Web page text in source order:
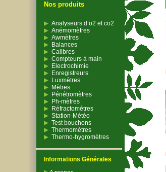
Nos produits
Analyseurs d’o2 et co2
Anémomètres
Awmètres
Balances
Calibres
Compteurs à main
Electrochimie
Enregistreurs
Luxmètres
Mètres
Pénétromètres
Ph-mètres
Réfractomètres
Station-Météo
Test bouchons
Thermomètres
Thermo-hygromètres
Informations Générales